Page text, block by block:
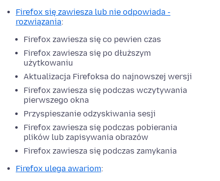
Firefox się zawiesza lub nie odpowiada -
rozwiązania:
Firefox zawiesza się co pewien czas
Firefox zawiesza się po dłuższym
użytkowaniu
Aktualizacja Firefoksa do najnowszej wersji
Firefox zawiesza się podczas wczytywania
pierwszego okna
Przyspieszanie odzyskiwania sesji
Firefox zawiesza się podczas pobierania
plików lub zapisywania obrazów
Firefox zawiesza się podczas zamykania
Firefox ulega awariom: